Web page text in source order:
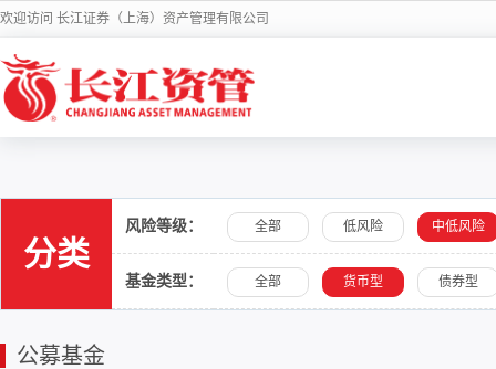
欢迎访问 长江证券（上海）资产管理有限公司
分类
风险等级： 全部 低风险 中低风险
基金类型： 全部 货币型 债券型
公募基金